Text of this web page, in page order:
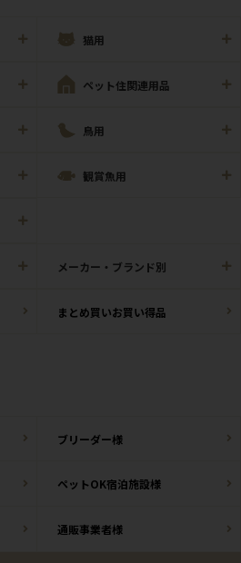
猫用
ペット住関連用品
鳥用
観賞魚用
メーカー・ブランド別
まとめ買いお買い得品
ブリーダー様
ペットOK宿泊施設様
通販事業者様